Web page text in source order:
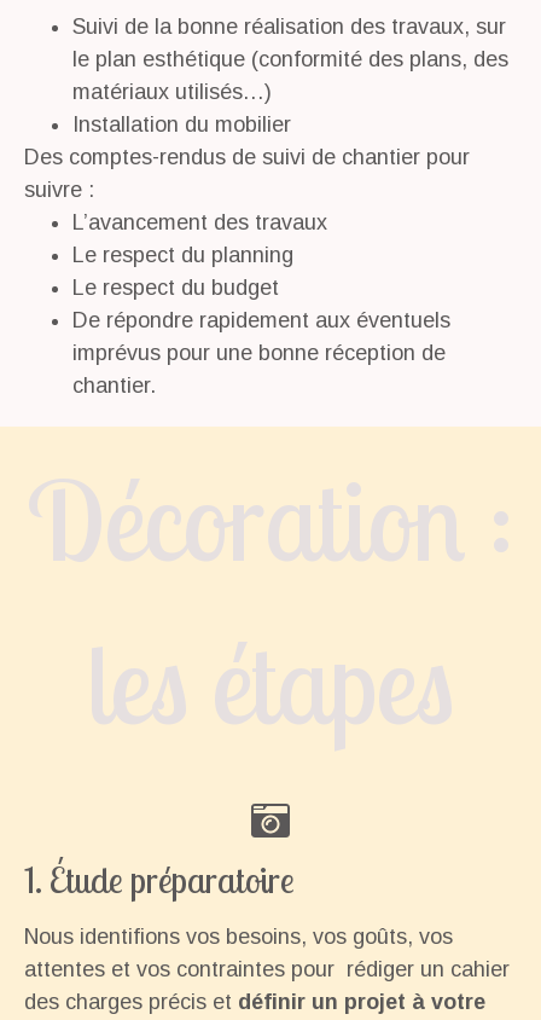
Suivi de la bonne réalisation des travaux, sur
le plan esthétique (conformité des plans, des
matériaux utilisés…)
Installation du mobilier
Des comptes-rendus de suivi de chantier pour
suivre :
L’avancement des travaux
Le respect du planning
Le respect du budget
De répondre rapidement aux éventuels
imprévus pour une bonne réception de
chantier.
Décoration :
les étapes
1. Étude préparatoire
Nous identifions vos besoins, vos goûts, vos
attentes et vos contraintes pour rédiger un cahier
des charges précis et définir un projet à votre